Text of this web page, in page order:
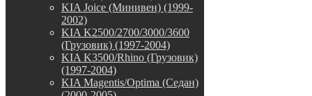
KIA Joice (Минивен) (1999-
2002)
KIA K2500/2700/3000/3600
(Грузовик) (1997-2004)
KIA K3500/Rhino (Грузовик)
(1997-2004)
KIA Magentis/Optima (Седан)